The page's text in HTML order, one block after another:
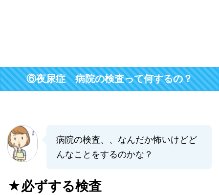
⑥夜尿症 病院の検査って何するの？
病院の検査、、なんだか怖いけどど
んなことをするのかな？
★必ずする検査